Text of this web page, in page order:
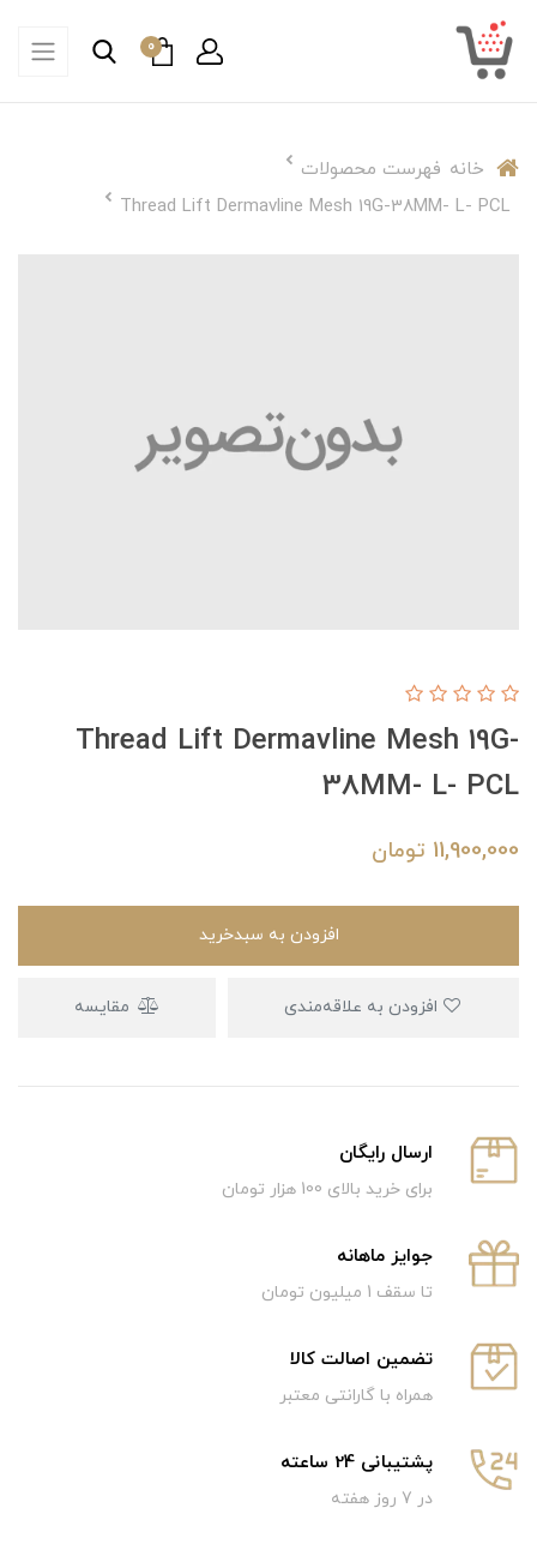
0
خانه فهرست محصولات
Thread Lift Dermavline Mesh 19G-38MM- L- PCL
Thread Lift Dermavline Mesh 19G-
38MM- L- PCL
11,900,000 تومان
افزودن به سبدخرید
مقایسه
ارسال رایگان
برای خرید بالای 100 هزار تومان
جوایز ماهانه
تا سقف 1 میلیون تومان
تضمین اصالت کالا
همراه با گارانتی معتبر
پشتیبانی 24 ساعته
در 7 روز هفته